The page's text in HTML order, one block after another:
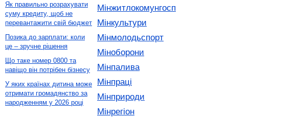
Мінжитлокомунгосп
Мінкультури
Мінмолодьспорт
Міноборони
Мінпалива
Мінпраці
Мінприроди
Мінрегіон
Як правильно розрахувати
суму кредиту, щоб не
перевантажити свій бюджет
Позика до зарплати: коли
це – зручне рішення
Що таке номер 0800 та
навіщо він потрібен бізнесу
У яких країнах дитина може
отримати громадянство за
народженням у 2026 році